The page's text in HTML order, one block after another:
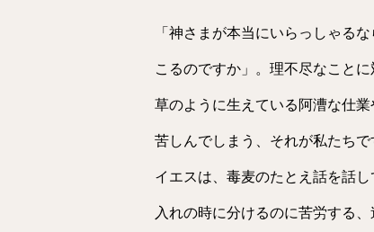
ヤ「神さまが本当にいらっしゃる
こるのですか」。理不尽なこと
草のように生えている阿漕な仕
苦しんでしまう、それが私たちで
イエスは、毒麦のたとえ話を話
入れの時に分けるのに苦労する